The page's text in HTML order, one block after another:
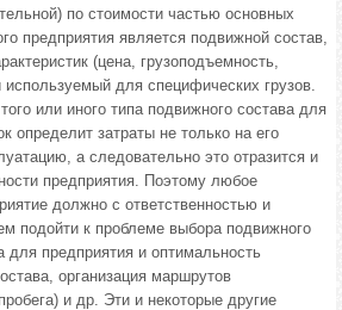
по стоимости частью основных
предприятия является подвижной состав,
(цена, грузоподъемность,
для специфических грузов.
или иного типа подвижного состава для
определит затраты не только на его
а следовательно это отразится и
предприятия. Поэтому любое
должно с ответственностью и
подойти к проблеме выбора подвижного
предприятия и оптимальность
организация маршрутов
и др. Эти и некоторые другие